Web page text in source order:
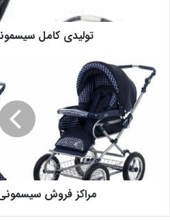
تولیدی کامل
مراکز فروش سیسمونی